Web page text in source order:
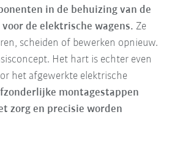
in de behuizing van de
de elektrische wagens.Ze
scheiden of bewerken opnieuw.
Het hart is echter even
het afgewerkte elektrische
montagestappen
zorg en precisie worden